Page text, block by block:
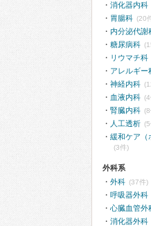
消化器内科
胃腸科 (20
内分泌代謝
糖尿病科
リウマチ科
アレルギー
神経内科
血液内科
腎臓内科
人工透析
緩和ケア（
(3件)
外科系
外科 (37件)
呼吸器外科
心臓血管外
消化器外科